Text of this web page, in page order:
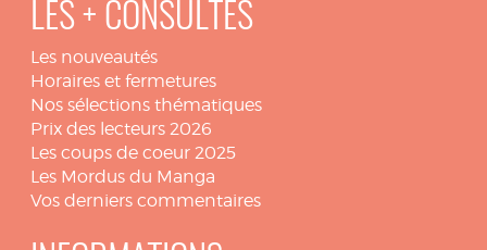
LES + CONSULTÉS
Les nouveautés
Horaires et fermetures
Nos sélections thématiques
Prix des lecteurs 2026
Les coups de coeur 2025
Les Mordus du Manga
Vos derniers commentaires